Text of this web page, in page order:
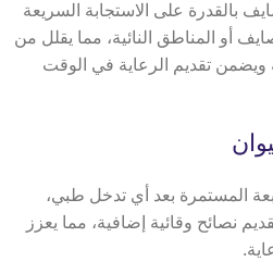
بالقدرة على الاستجابة السريعة
أو المناطق النائية، مما يقلل من
تقديم الرعاية في الوقت
المستمرة بعد أي تدخل طبي،
نصائح وقائية إضافية، مما يعزز